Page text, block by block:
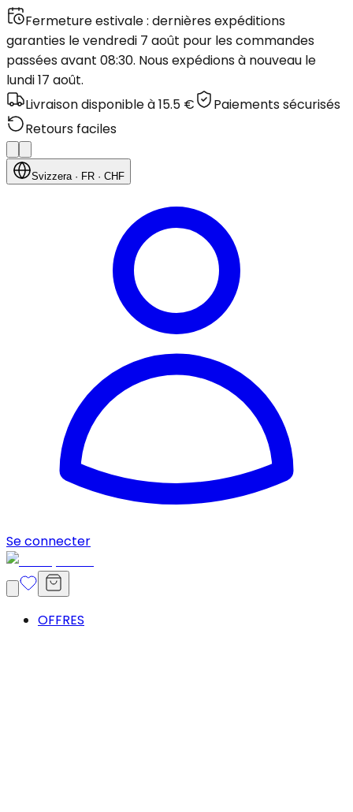
Fermeture estivale : dernières expéditions
garanties le vendredi 7 août pour les commandes
passées avant 08:30. Nous expédions à nouveau le
lundi 17 août.
Livraison disponible à 15.5 €
Paiements sécurisés
Retours faciles
Svizzera· FR · CHF
Se connecter
OFFRES